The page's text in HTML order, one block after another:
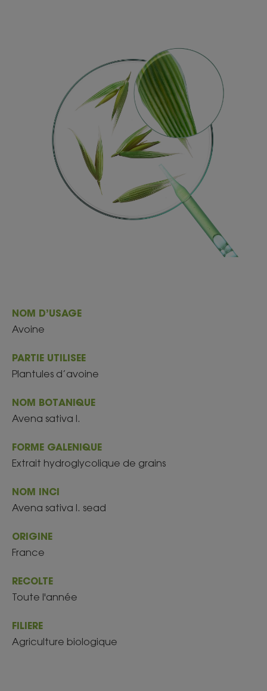
NOM D’USAGE
Avoine
PARTIE UTILISEE
Plantules d’avoine
NOM BOTANIQUE
Avena sativa l.
FORME GALENIQUE
Extrait hydroglycolique de grains
NOM INCI
Avena sativa l. sead
ORIGINE
France
RECOLTE
Toute l'année
FILIERE
Agriculture biologique